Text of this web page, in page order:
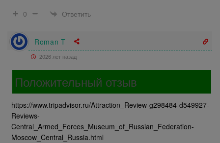
0
Ответить
Roman T
2026 лет назад
Положительный отзыв
https://www.tripadvisor.ru/Attraction_Review-g298484-d549927-
Reviews-
Central_Armed_Forces_Museum_of_Russian_Federation-
Moscow_Central_Russia.html